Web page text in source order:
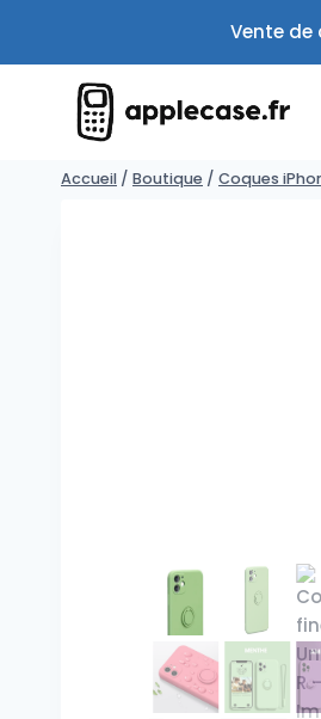
contenu
Vente de
Accueil / Boutique / Coques